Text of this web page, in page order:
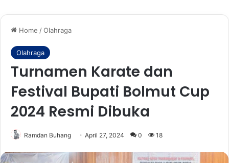
Home /Olahraga
Olahraga
Turnamen Karate dan
Festival Bupati Bolmut Cup
2024 Resmi Dibuka
Ramdan Buhang April 27, 2024 0 18